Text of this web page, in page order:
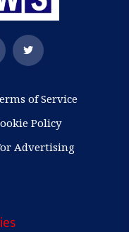
of Service
Policy
Advertising